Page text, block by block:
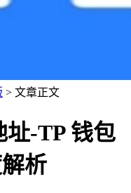
> 文章正文
址-TP 钱包
析